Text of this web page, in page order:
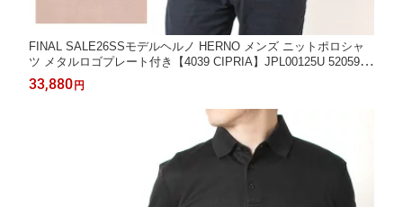
FINAL SALE26SSモデルヘルノ HERNO メンズ ニットポロシャ
ツ メタルロゴプレート付き【4039 CIPRIA】JPL00125U 52059 4
039/【2026SS】m-tops
33,880円